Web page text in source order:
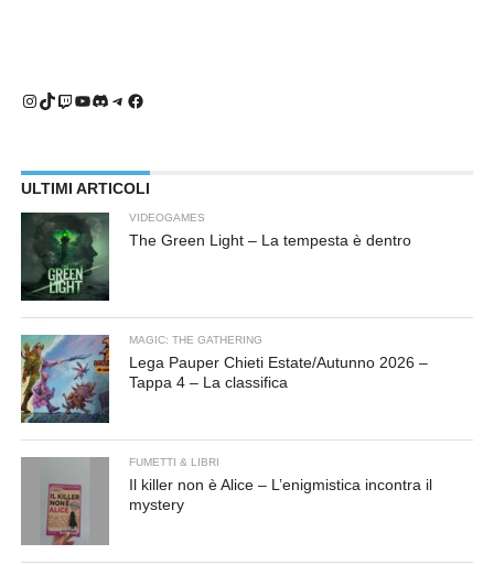
Instagram
TikTok
Twitch
YouTube
Discord
Telegram
Facebook
ULTIMI ARTICOLI
VIDEOGAMES
The Green Light – La tempesta è dentro
MAGIC: THE GATHERING
Lega Pauper Chieti Estate/Autunno 2026 –
Tappa 4 – La classifica
FUMETTI & LIBRI
Il killer non è Alice – L’enigmistica incontra il
mystery